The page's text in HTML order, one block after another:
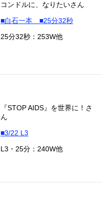
コンドルに、なりたいさん
■白石一本 ■25分32秒
25分32秒：253W他
『STOP AIDS』を世界に！さ
ん
■3/22 L3
L3・25分：240W他